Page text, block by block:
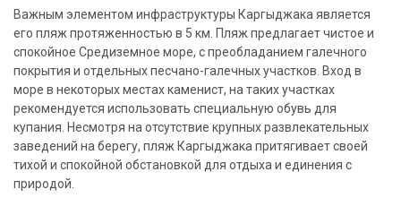
Важным элементом инфраструктуры Каргыджака является
его пляж протяженностью в 5 км. Пляж предлагает чистое и
спокойное Средиземное море, с преобладанием галечного
покрытия и отдельных песчано-галечных участков. Вход в
море в некоторых местах каменист, на таких участках
рекомендуется использовать специальную обувь для
купания. Несмотря на отсутствие крупных развлекательных
заведений на берегу, пляж Каргыджака притягивает своей
тихой и спокойной обстановкой для отдыха и единения с
природой.